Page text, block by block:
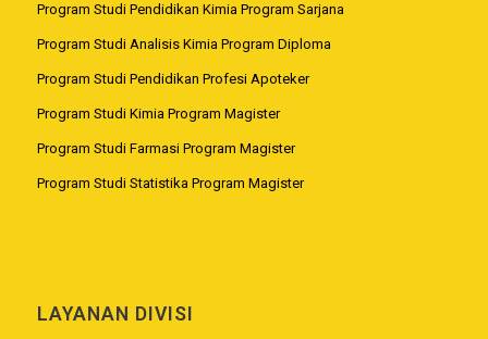
Program Studi Pendidikan Kimia Program Sarjana
Program Studi Analisis Kimia Program Diploma
Program Studi Pendidikan Profesi Apoteker
Program Studi Kimia Program Magister
Program Studi Farmasi Program Magister
Program Studi Statistika Program Magister
LAYANAN DIVISI